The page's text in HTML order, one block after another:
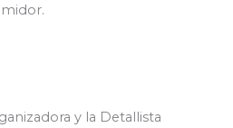
y la Detallista